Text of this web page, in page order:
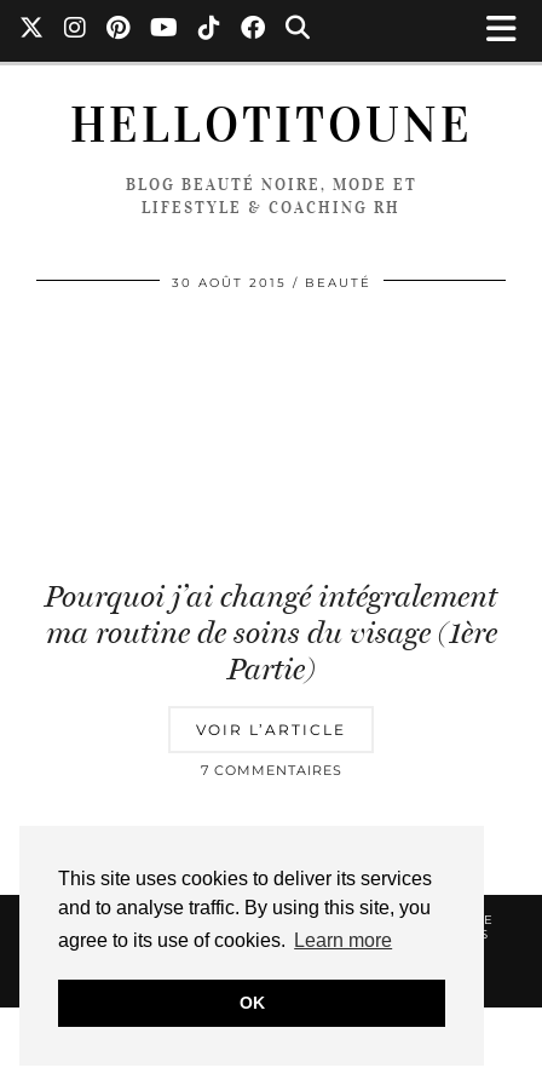
This site uses cookies to deliver its services
and to analyse traffic. By using this site, you
agree to its use of cookies.
Learn more
OK
HELLOTITOUNE
BLOG BEAUTÉ NOIRE, MODE ET
LIFESTYLE & COACHING RH
30 AOÛT 2015 BEAUTÉ
Pourquoi j’ai changé intégralement
ma routine de soins du visage (1ère
Partie)
VOIR L’ARTICLE
7 COMMENTAIRES
HELLOTITOUNE CONTACT
POLITIQUE DE
CONFIDENTIALITÉ
VUE DANS LA PRESSE
LIENS
AFFILIES
WEBSITE DESIGN BYpipdig